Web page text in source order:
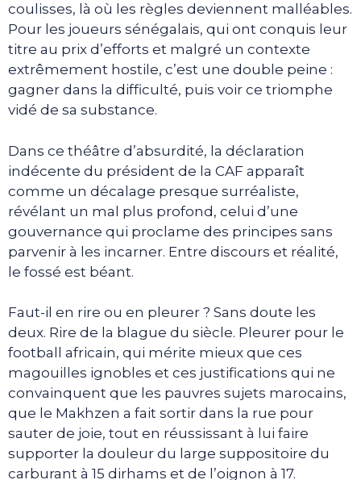
coulisses, là où les règles deviennent malléables.
Pour les joueurs sénégalais, qui ont conquis leur
titre au prix d’efforts et malgré un contexte
extrêmement hostile, c’est une double peine :
gagner dans la difficulté, puis voir ce triomphe
vidé de sa substance.
Dans ce théâtre d’absurdité, la déclaration
indécente du président de la CAF apparaît
comme un décalage presque surréaliste,
révélant un mal plus profond, celui d’une
gouvernance qui proclame des principes sans
parvenir à les incarner. Entre discours et réalité,
le fossé est béant.
Faut-il en rire ou en pleurer ? Sans doute les
deux. Rire de la blague du siècle. Pleurer pour le
football africain, qui mérite mieux que ces
magouilles ignobles et ces justifications qui ne
convainquent que les pauvres sujets marocains,
que le Makhzen a fait sortir dans la rue pour
sauter de joie, tout en réussissant à lui faire
supporter la douleur du large suppositoire du
carburant à 15 dirhams et de l’oignon à 17.